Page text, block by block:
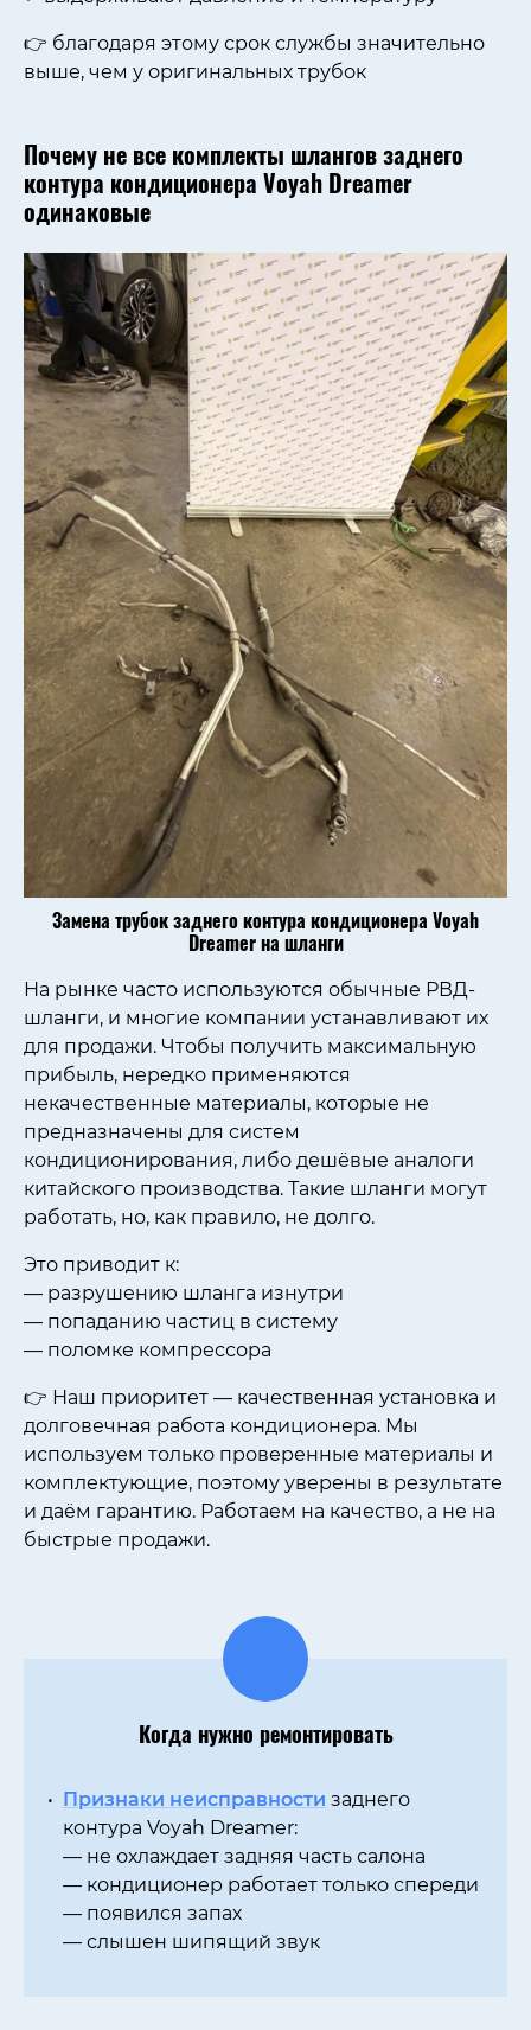
👉 благодаря этому срок службы значительно
выше, чем у оригинальных трубок
Почему не все комплекты шлангов заднего
контура кондиционера Voyah Dreamer
одинаковые
Замена трубок заднего контура кондиционера Voyah
Dreamer на шланги
На рынке часто используются обычные РВД-
шланги, и многие компании устанавливают их
для продажи. Чтобы получить максимальную
прибыль, нередко применяются
некачественные материалы, которые не
предназначены для систем
кондиционирования, либо дешёвые аналоги
китайского производства. Такие шланги могут
работать, но, как правило, не долго.
Это приводит к:
— разрушению шланга изнутри
— попаданию частиц в систему
— поломке компрессора
👉 Наш приоритет — качественная установка и
долговечная работа кондиционера. Мы
используем только проверенные материалы и
комплектующие, поэтому уверены в результате
и даём гарантию. Работаем на качество, а не на
быстрые продажи.
Когда нужно ремонтировать
Признаки неисправности заднего
контура Voyah Dreamer:
— не охлаждает задняя часть салона
— кондиционер работает только спереди
— появился запах
— слышен шипящий звук